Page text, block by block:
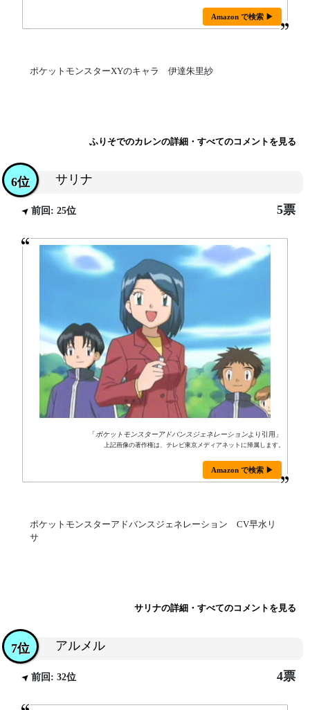
Amazon で検索 ▶
ポケットモンスターXYのキャラ 伊達朱里紗
ふりそでのカレンの詳細・すべてのコメントを見る
サリナ
6位
前回: 25位 5票
「ポケットモンスターアドバンスジェネレーションより引用」
上記画像の著作権は、テレビ東京メディアネットに帰属します。
Amazon で検索 ▶
ポケットモンスターアドバンスジェネレーション CV早水リ
サ
サリナの詳細・すべてのコメントを見る
アルメル
7位
前回: 32位 4票